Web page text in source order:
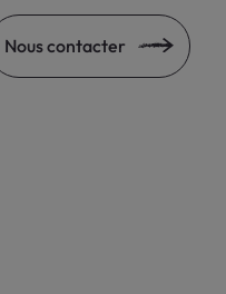
Nous contacter